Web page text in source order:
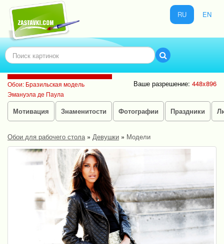
RU EN
Обои: Бразильская модель
Эмануэла де Паула
Ваше разрешение: 448x896
Мотивация Знаменитости Фотографии Праздники
Обои для рабочего стола» Девушки » Модели